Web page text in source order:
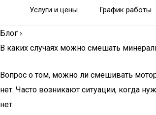
Услуги и цены График работы
Блог ›
В каких случаях можно смешать
Вопрос о том, можно ли смешивать
нет. Часто возникают ситуации, когда
нет.